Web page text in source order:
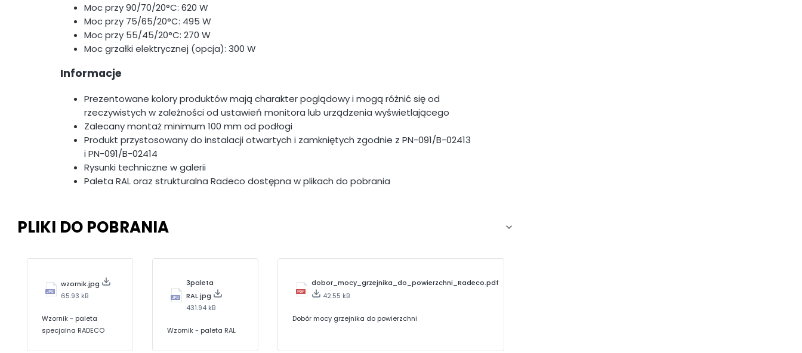
Moc przy 90/70/20°C: 620 W
Moc przy 75/65/20°C: 495 W
Moc przy 55/45/20°C: 270 W
Moc grzałki elektrycznej (opcja): 300 W
Informacje
Prezentowane kolory produktów mają charakter poglądowy i mogą różnić się od
rzeczywistych w zależności od ustawień monitora lub urządzenia wyświetlającego
Zalecany montaż minimum 100 mm od podłogi
Produkt przystosowany do instalacji otwartych i zamkniętych zgodnie z PN-091/B-02413
i PN-091/B-02414
Rysunki techniczne w galerii
Paleta RAL oraz strukturalna Radeco dostępna w plikach do pobrania
PLIKI DO POBRANIA
wzornik.jpg
65.93 kB
Wzornik - paleta
specjalna RADECO
3paleta
RAL.jpg
431.94 kB
Wzornik - paleta RAL
dobor_mocy_grzejnika_do_powierzchni_Radeco.pdf
42.55 kB
Dobór mocy grzejnika do powierzchni